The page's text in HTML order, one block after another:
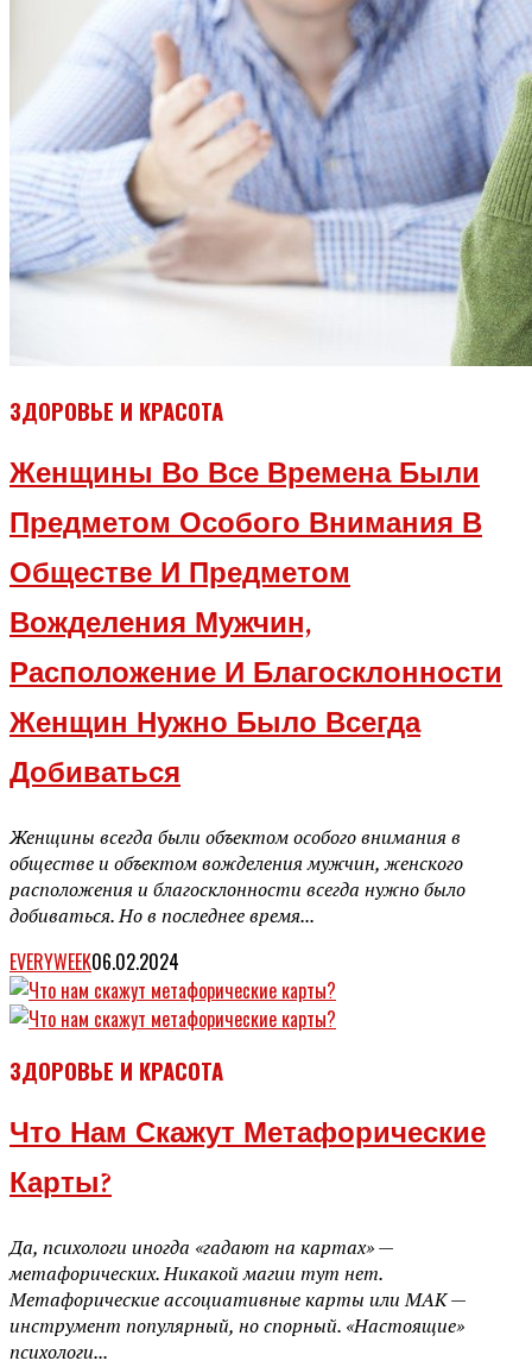
ЗДОРОВЬЕ И КРАСОТА
Женщины Во Все Времена Были
Предметом Особого Внимания В
Обществе И Предметом
Вожделения Мужчин,
Расположение И Благосклонности
Женщин Нужно Было Всегда
Добиваться
Женщины всегда были объектом особого внимания в
обществе и объектом вожделения мужчин, женского
расположения и благосклонности всегда нужно было
добиваться. Но в последнее время...
EVERYWEEK06.02.2024
ЗДОРОВЬЕ И КРАСОТА
Что Нам Скажут Метафорические
Карты?
Да, психологи иногда «гадают на картах» —
метафорических. Никакой магии тут нет.
Метафорические ассоциативные карты или МАК —
инструмент популярный, но спорный. «Настоящие»
психологи...